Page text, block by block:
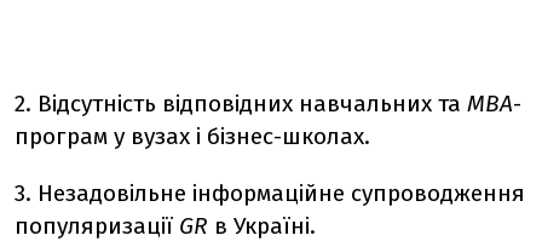
2. Відсутність відповідних навчальних та МВА-
програм у вузах і бізнес-школах.
3. Незадовільне інформаційне супроводження
популяризації GR в Україні.